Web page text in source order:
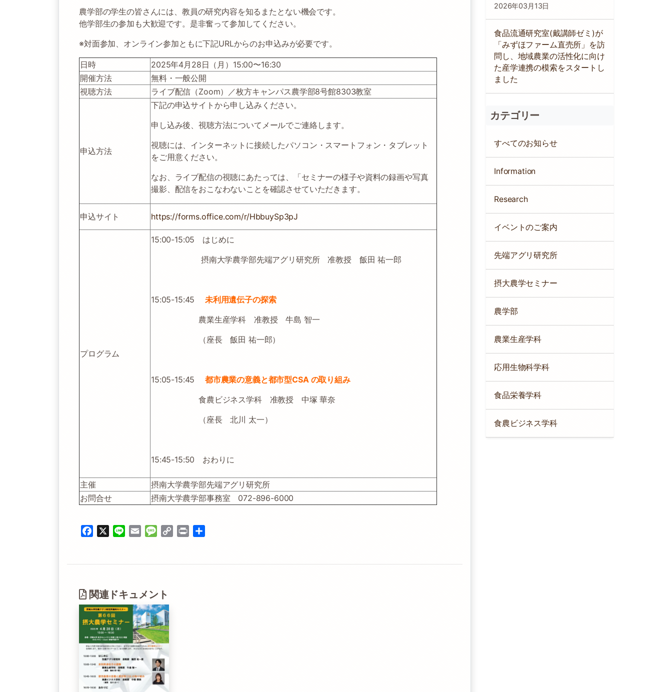
農学部の学生の皆さんには、教員の研究内容を知るまたとない機会です。
他学部生の参加も大歓迎です。是非奮って参加してください。
※対面参加、オンライン参加ともに下記URLからのお申込みが必要です。
日時
2025年4月28日（月）15:00〜16:30
開催方法
無料・一般公開
視聴方法
ライブ配信（Zoom）／枚方キャンパス農学部8号館8303教室
申込方法
下記の申込サイトから申し込みください。
申し込み後、視聴方法についてメールでご連絡します。
視聴には、インターネットに接続したパソコン・スマートフォン・タブレット
をご用意ください。
なお、ライブ配信の視聴にあたっては、「セミナーの様子や資料の録画や写真
撮影、配信をおこなわないことを確認させていただきます。
申込サイト https://forms.office.com/r/HbbuySp3pJ
プログラム
15:00-15:05 はじめに
摂南大学農学部先端アグリ研究所 准教授 飯田 祐一郎
15:05-15:45
未利用遺伝子の探索
農業生産学科 准教授 牛島 智一
（座長 飯田 祐一郎）
15:05-15:45
都市農業の意義と都市型CSA の取り組み
食農ビジネス学科 准教授 中塚 華奈
（座長 北川 太一）
15:45-15:50 おわりに
主催
摂南大学農学部先端アグリ研究所
お問合せ
摂南大学農学部事務室 072-896-6000
Facebook Line Email Message
Copy Print
関連ドキュメント
2026年03月13日
食品流通研究室(戴講師ゼミ)が
「みずほファーム直売所」を訪
問し、地域農業の活性化に向け
た産学連携の模索をスタートし
ました
カテゴリー
すべてのお知らせ
Information
Research
イベントのご案内
先端アグリ研究所
摂大農学セミナー
農学部
農業生産学科
応用生物科学科
食品栄養学科
食農ビジネス学科